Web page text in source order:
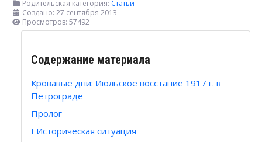
Родительская категория: Статьи
Создано: 27 сентября 2013
Просмотров: 57492
Содержание материала
Кровавые дни: Июльское восстание 1917 г. в
Петрограде
Пролог
I Историческая ситуация